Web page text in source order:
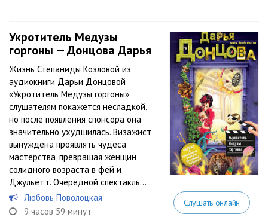
Укротитель Медузы
горгоны — Донцова Дарья
Жизнь Степаниды Козловой из
аудиокниги Дарьи Донцовой
«Укротитель Медузы горгоны»
слушателям покажется несладкой,
но после появления спонсора она
значительно ухудшилась. Визажист
вынуждена проявлять чудеса
мастерства, превращая женщин
солидного возраста в фей и
Джульетт. Очередной спектакль...
Любовь Поволоцкая
9 часов 59 минут
Слушать онлайн